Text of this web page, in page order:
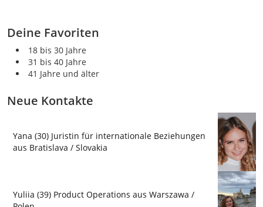
Deine Favoriten
18 bis 30 Jahre
31 bis 40 Jahre
41 Jahre und älter
Neue Kontakte
Yana (30) Juristin für internationale Beziehungen
aus Bratislava / Slovakia
Yuliia (39) Product Operations aus Warszawa /